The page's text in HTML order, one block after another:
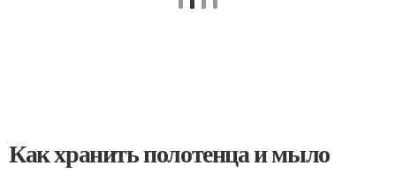
Как хранить полотенца и мыло